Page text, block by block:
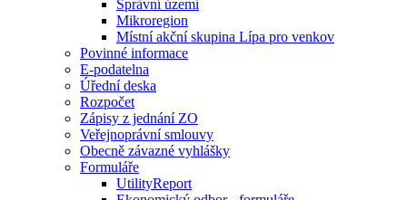
Správní území
Mikroregion
Místní akční skupina Lípa pro venkov
Povinné informace
E-podatelna
Úřední deska
Rozpočet
Zápisy z jednání ZO
Veřejnoprávní smlouvy
Obecně závazné vyhlášky
Formuláře
UtilityReport